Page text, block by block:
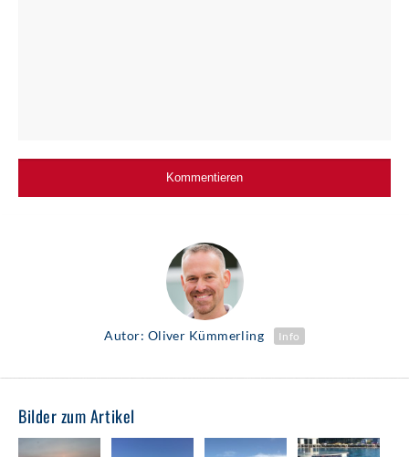
Autor: Oliver Kümmerling Info
Bilder zum Artikel